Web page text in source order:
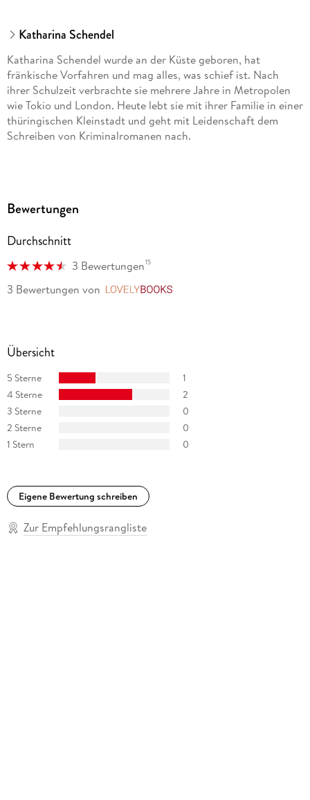
Katharina Schendel
Katharina Schendel wurde an der Küste geboren, hat
fränkische Vorfahren und mag alles, was schief ist. Nach
ihrer Schulzeit verbrachte sie mehrere Jahre in Metropolen
wie Tokio und London. Heute lebt sie mit ihrer Familie in einer
thüringischen Kleinstadt und geht mit Leidenschaft dem
Schreiben von Kriminalromanen nach.
Bewertungen
Durchschnitt
3 Bewertungen15
3 Bewertungen von
Übersicht
5 Sterne
1
4 Sterne
2
3 Sterne
0
2 Sterne
0
1 Stern
0
Eigene Bewertung schreiben
Zur Empfehlungsrangliste